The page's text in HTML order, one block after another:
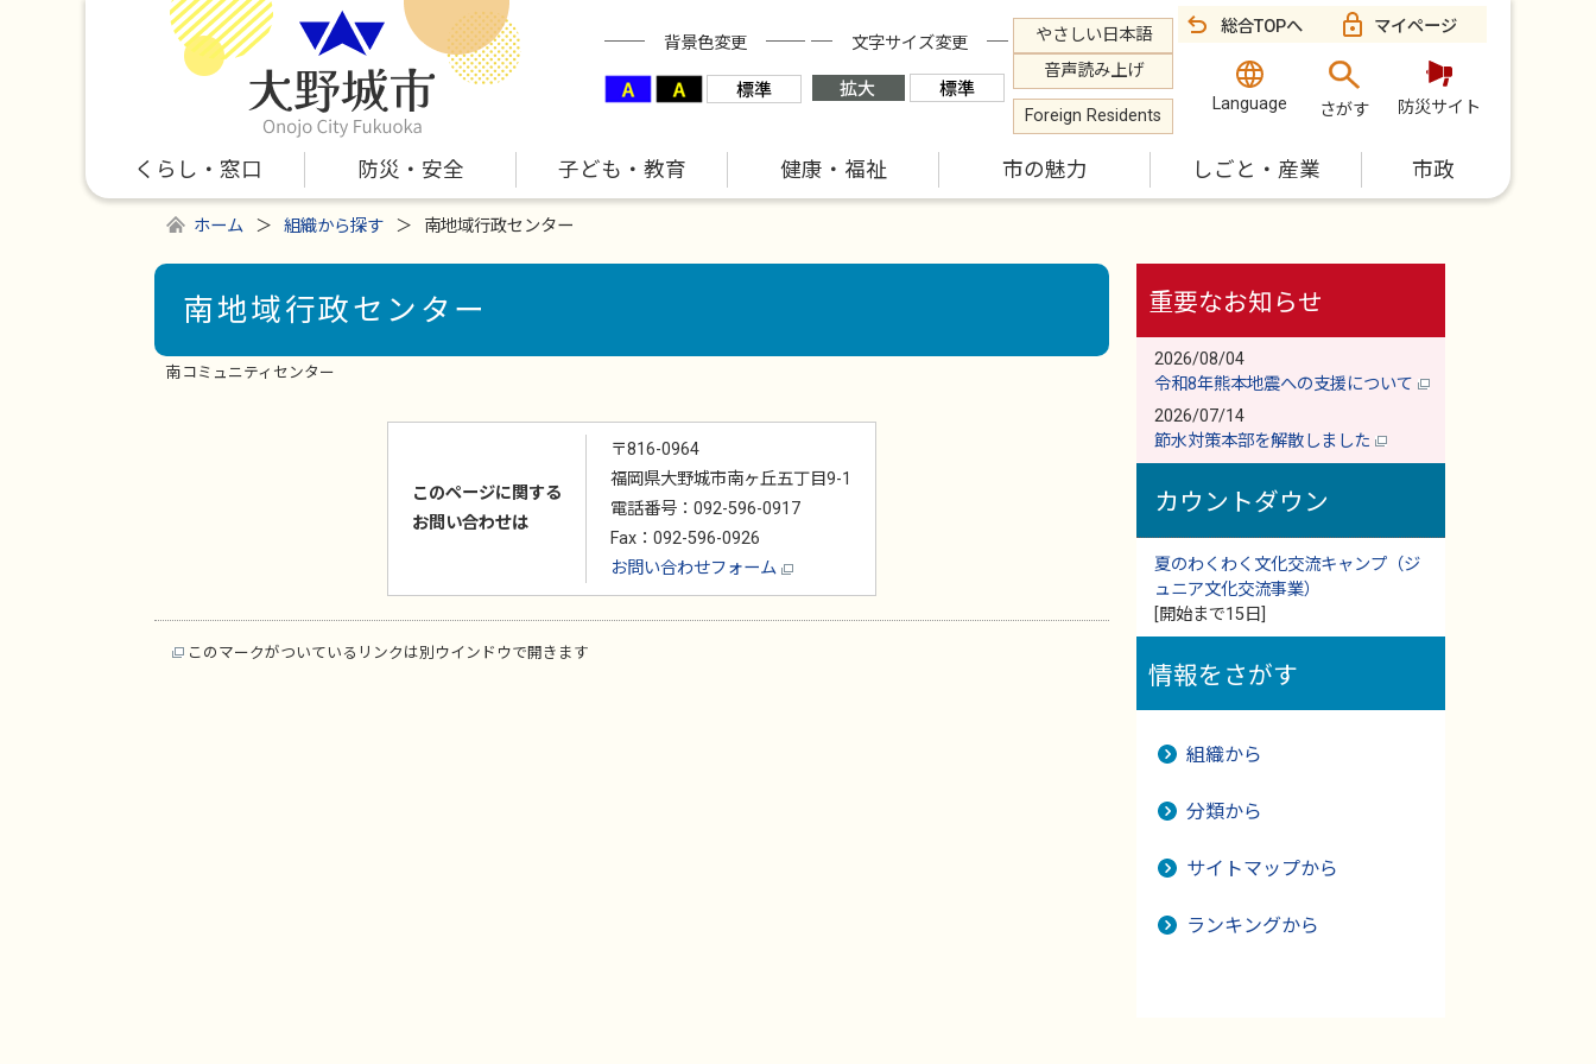
背景色変更 文字サイズ変更
やさしい日本語
音声読み上げ
Foreign Residents
総合TOPへ マイページ
Language さがす 防災サイト
くらし・窓口 防災・安全 子ども・教育 健康・福祉 市の魅力 しごと・産業 市政
ホーム 組織から探す 南地域行政センター
南地域行政センター
南コミュニティセンター
このページに関する
お問い合わせは
〒816-0964
福岡県大野城市南ヶ丘五丁目9-1
電話番号：092-596-0917
Fax：092-596-0926
お問い合わせフォーム
このマークがついているリンクは別ウインドウで開きます
重要なお知らせ
2026/08/04
令和8年熊本地震への支援について
2026/07/14
節水対策本部を解散しました
カウントダウン
夏のわくわく文化交流キャンプ（ジ
ュニア文化交流事業）
[開始まで15日]
情報をさがす
組織から
分類から
サイトマップから
ランキングから